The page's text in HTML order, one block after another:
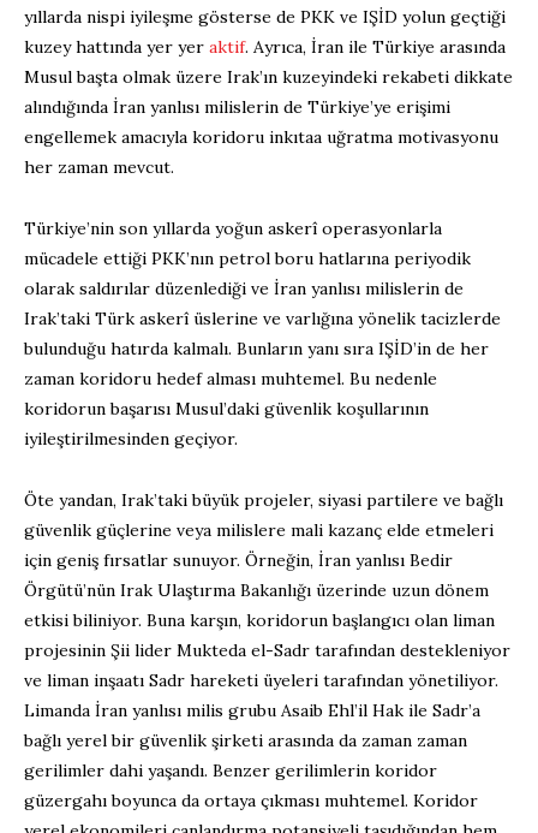
yıllarda nispi iyileşme gösterse de PKK ve IŞİD yolun geçtiği
kuzey hattında yer yer aktif. Ayrıca, İran ile Türkiye arasında
Musul başta olmak üzere Irak’ın kuzeyindeki rekabeti dikkate
alındığında İran yanlısı milislerin de Türkiye’ye erişimi
engellemek amacıyla koridoru inkıtaa uğratma motivasyonu
her zaman mevcut.
Türkiye’nin son yıllarda yoğun askerî operasyonlarla
mücadele ettiği PKK’nın petrol boru hatlarına periyodik
olarak saldırılar düzenlediği ve İran yanlısı milislerin de
Irak’taki Türk askerî üslerine ve varlığına yönelik tacizlerde
bulunduğu hatırda kalmalı. Bunların yanı sıra IŞİD’in de her
zaman koridoru hedef alması muhtemel. Bu nedenle
koridorun başarısı Musul’daki güvenlik koşullarının
iyileştirilmesinden geçiyor.
Öte yandan, Irak’taki büyük projeler, siyasi partilere ve bağlı
güvenlik güçlerine veya milislere mali kazanç elde etmeleri
için geniş fırsatlar sunuyor. Örneğin, İran yanlısı Bedir
Örgütü’nün Irak Ulaştırma Bakanlığı üzerinde uzun dönem
etkisi biliniyor. Buna karşın, koridorun başlangıcı olan liman
projesinin Şii lider Mukteda el-Sadr tarafından destekleniyor
ve liman inşaatı Sadr hareketi üyeleri tarafından yönetiliyor.
Limanda İran yanlısı milis grubu Asaib Ehl’il Hak ile Sadr’a
bağlı yerel bir güvenlik şirketi arasında da zaman zaman
gerilimler dahi yaşandı. Benzer gerilimlerin koridor
güzergahı boyunca da ortaya çıkması muhtemel. Koridor